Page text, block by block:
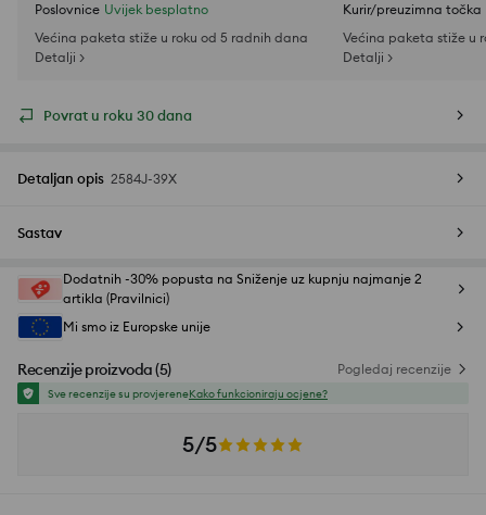
Poslovnice Uvijek besplatno
Većina paketa stiže u roku od 5 radnih dana
Detalji >
Kurir/preuzimna točka
Većina paketa stiže u
Detalji >
Povrat u roku 30 dana
Detaljan opis 2584J-39X
Sastav
Dodatnih -30% popusta na Sniženje uz kupnju najmanje 2
artikla (Pravilnici)
Mi smo iz Europske unije
Recenzije proizvoda(5) Pogledaj recenzije
Sve recenzije su provjereneKako funkcioniraju ocjene?
5/5